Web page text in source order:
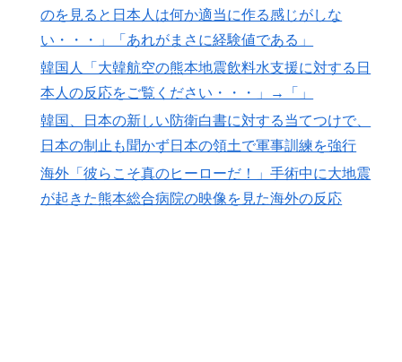
の大復活に米国人が大喜び
▶
「1個9,983キロカロリー、成人が4〜5日かけて食べる
量」店名は『心臓発作グリル』、そこで本当に心臓発作
が起きた日
▶ 新聞さん、壮大な縦読みを仕込んでしまうwww
▶
【衝撃】韓国人「エボシ御前の声の人、若い頃がこれか
よ」
▶ 韓国人「日本メディアが大型台風13号が急カーブで韓国
のを見ると日本人は何か適当に作る感じがしな
い・・・」「あれがまさに経験値である」
韓国人「大韓航空の熊本地震飲料水支援に対する日
本人の反応をご覧ください・・・」→「」
韓国、日本の新しい防衛白書に対する当てつけで、
日本の制止も聞かず日本の領土で軍事訓練を強行
海外「彼らこそ真のヒーローだ！」手術中に大地震
が起きた熊本総合病院の映像を見た海外の反応